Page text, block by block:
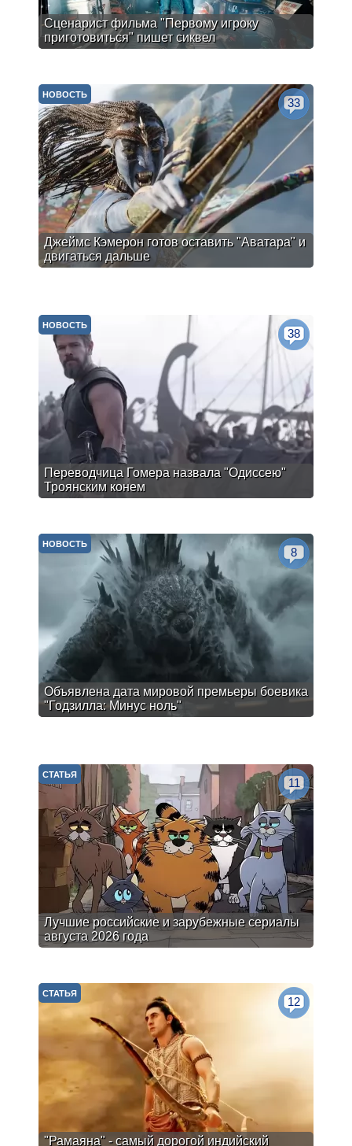
Сценарист фильма "Первому игроку
приготовиться" пишет сиквел
Джеймс Кэмерон готов оставить "Аватара" и
двигаться дальше
НОВОСТЬ
33
Переводчица Гомера назвала "Одиссею"
Троянским конем
НОВОСТЬ
38
Объявлена дата мировой премьеры боевика
"Годзилла: Минус ноль"
НОВОСТЬ
8
Лучшие российские и зарубежные сериалы
августа 2026 года
СТАТЬЯ
11
"Рамаяна" - самый дорогой индийский
СТАТЬЯ
12